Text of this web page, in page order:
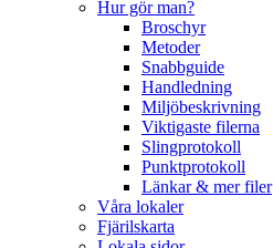
Hur gör man?
Broschyr
Metoder
Snabbguide
Handledning
Miljöbeskrivning
Viktigaste filerna
Slingprotokoll
Punktprotokoll
Länkar & mer filer
Våra lokaler
Fjärilskarta